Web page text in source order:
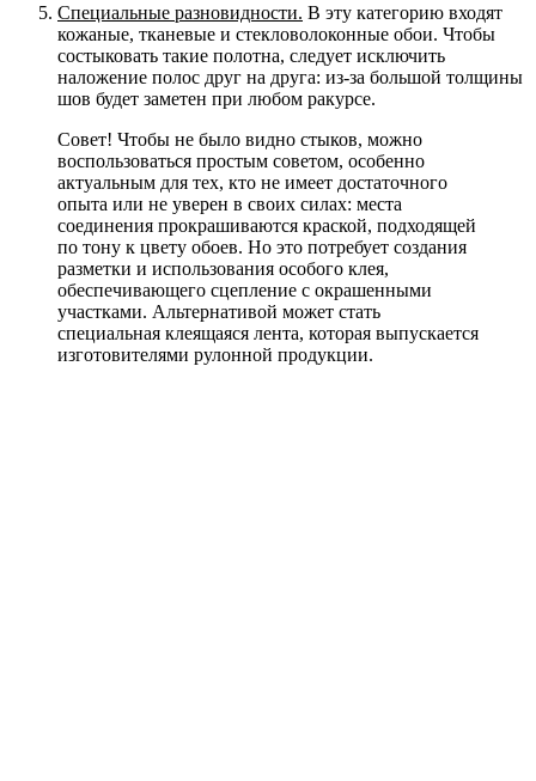
Специальные разновидности. В эту категорию входят
кожаные, тканевые и стекловолоконные обои. Чтобы
состыковать такие полотна, следует исключить
наложение полос друг на друга: из-за большой толщины
шов будет заметен при любом ракурсе.
Совет! Чтобы не было видно стыков, можно
воспользоваться простым советом, особенно
актуальным для тех, кто не имеет достаточного
опыта или не уверен в своих силах: места
соединения прокрашиваются краской, подходящей
по тону к цвету обоев. Но это потребует создания
разметки и использования особого клея,
обеспечивающего сцепление с окрашенными
участками. Альтернативой может стать
специальная клеящаяся лента, которая выпускается
изготовителями рулонной продукции.